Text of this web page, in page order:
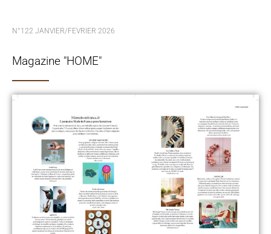
N°122 JANVIER/FEVRIER 2026
Magazine "HOME"